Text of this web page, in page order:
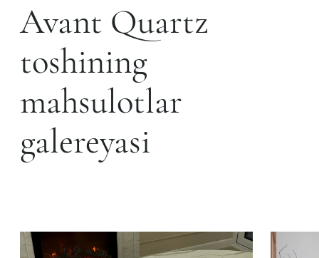
Avant Quartz
toshining
mahsulotlar
galereyasi